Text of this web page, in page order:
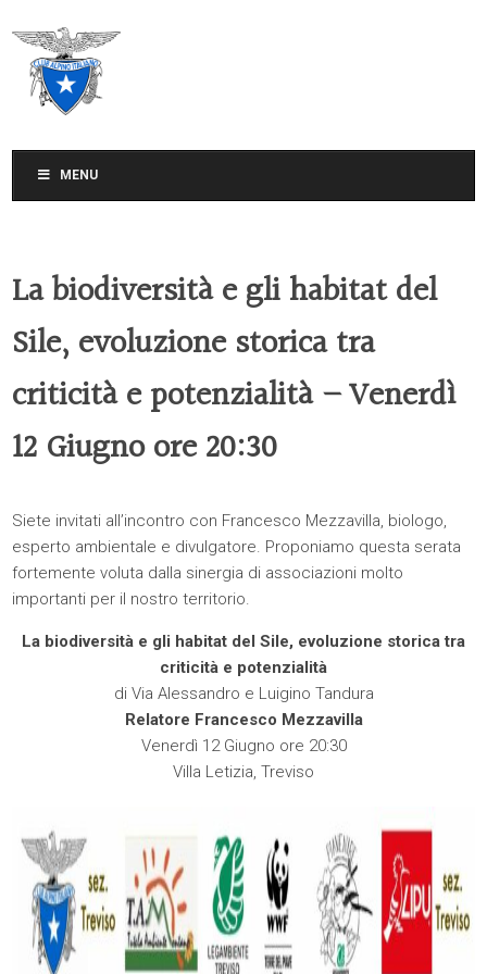
MENU
La biodiversità e gli habitat del
Sile, evoluzione storica tra
criticità e potenzialità – Venerdì
12 Giugno ore 20:30
Siete invitati all’incontro con Francesco Mezzavilla, biologo,
esperto ambientale e divulgatore. Proponiamo questa serata
fortemente voluta dalla sinergia di associazioni molto
importanti per il nostro territorio.
La biodiversità e gli habitat del Sile, evoluzione storica tra
criticità e potenzialità
di Via Alessandro e Luigino Tandura
Relatore Francesco Mezzavilla
Venerdì 12 Giugno ore 20:30
Villa Letizia, Treviso